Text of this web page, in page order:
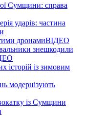
Сумщини: справа
ударів: частина
дронамиВІДЕО
знешкодили
історій із зимовим
модернізують
із Сумщини